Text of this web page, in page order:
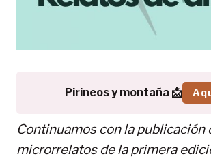
Pirineos y montaña 📩
Continuamos con la publicación
microrrelatos de la primera